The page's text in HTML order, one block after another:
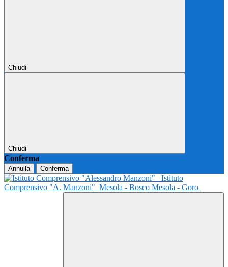
Chiudi
Chiudi
Conferma
Annulla Conferma
Istituto
Comprensivo "A. Manzoni" Mesola - Bosco Mesola - Goro